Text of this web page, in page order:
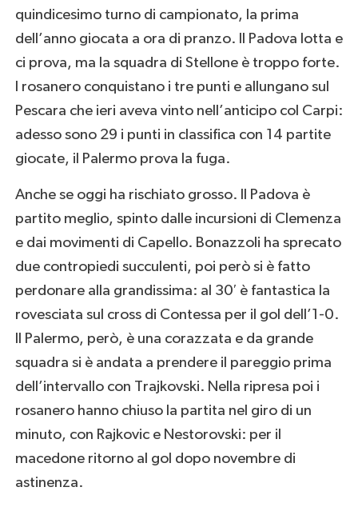
quindicesimo turno di campionato, la prima
dell’anno giocata a ora di pranzo. Il Padova lotta e
ci prova, ma la squadra di Stellone è troppo forte.
I rosanero conquistano i tre punti e allungano sul
Pescara che ieri aveva vinto nell’anticipo col Carpi:
adesso sono 29 i punti in classifica con 14 partite
giocate, il Palermo prova la fuga.
Anche se oggi ha rischiato grosso. Il Padova è
partito meglio, spinto dalle incursioni di Clemenza
e dai movimenti di Capello. Bonazzoli ha sprecato
due contropiedi succulenti, poi però si è fatto
perdonare alla grandissima: al 30′ è fantastica la
rovesciata sul cross di Contessa per il gol dell’1-0.
Il Palermo, però, è una corazzata e da grande
squadra si è andata a prendere il pareggio prima
dell’intervallo con Trajkovski. Nella ripresa poi i
rosanero hanno chiuso la partita nel giro di un
minuto, con Rajkovic e Nestorovski: per il
macedone ritorno al gol dopo novembre di
astinenza.